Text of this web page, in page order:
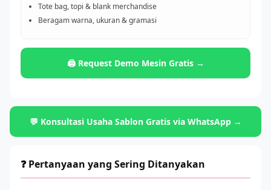
Tote bag, topi & blank merchandise
Beragam warna, ukuran & gramasi
🖨️ Request Demo Mesin Gratis →
💬 Konsultasi Usaha Sablon Gratis via WhatsApp →
❓ Pertanyaan yang Sering Ditanyakan